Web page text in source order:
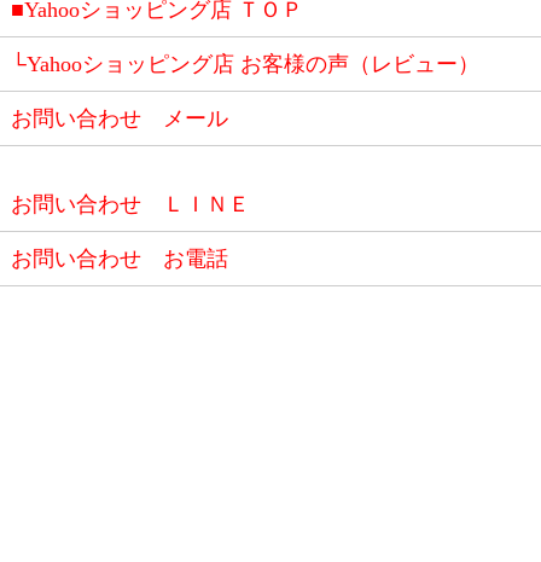
■Yahooショッピング店 ＴＯＰ
└Yahooショッピング店 お客様の声（レビュー）
お問い合わせ メール
お問い合わせ ＬＩＮＥ
お問い合わせ お電話